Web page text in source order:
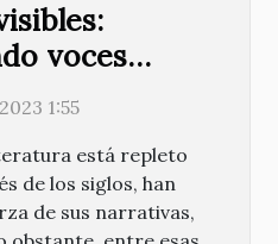
voces
1:55
está repleto
de los siglos, han
de sus narrativas,